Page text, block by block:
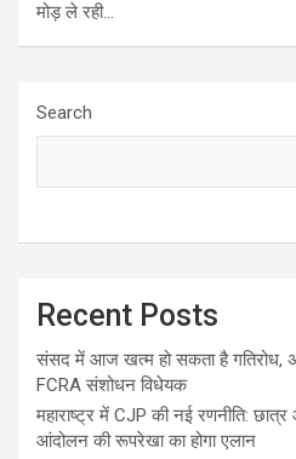
मोड़ ले रही…
Search
Recent Posts
संसद में आज खत्म हो सकता है गतिरोध,
FCRA संशोधन विधेयक
महाराष्ट्र में CJP की नई रणनीति:
आंदोलन की रूपरेखा का होगा एलान